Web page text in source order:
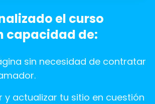
el curso
capacidad de:
sin necesidad de contratar
y actualizar tu sitio en cuestión